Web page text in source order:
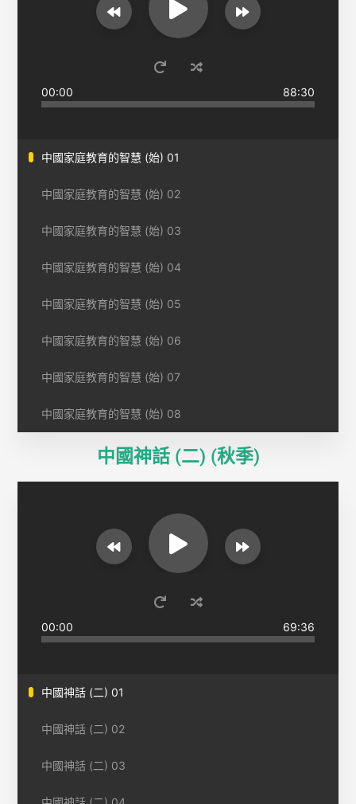
00:00 88:30
中國家庭教育的智慧 (始) 01
中國家庭教育的智慧 (始) 02
中國家庭教育的智慧 (始) 03
中國家庭教育的智慧 (始) 04
中國家庭教育的智慧 (始) 05
中國家庭教育的智慧 (始) 06
中國家庭教育的智慧 (始) 07
中國家庭教育的智慧 (始) 08
中國神話 (二) (秋季)​
00:00 69:36
中國神話 (二) 01
中國神話 (二) 02
中國神話 (二) 03